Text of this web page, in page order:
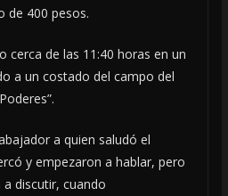
de 400 pesos.
cerca de las 11:40 horas en un
a un costado del campo del
a quien saludó el
y empezaron a hablar, pero
discutir, cuando